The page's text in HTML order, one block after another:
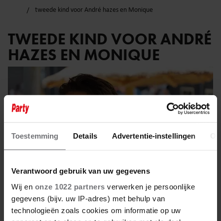
Toestemming Details Advertentie-instellingen
Verantwoord gebruik van uw gegevens
Wij en onze 1022 partners verwerken je persoonlijke
gegevens (bijv. uw IP-adres) met behulp van
technologieën zoals cookies om informatie op uw
tweede kind voor André hazes en Monique
TWEEDE KIND VOOR ANDRÉ
HAZES EN MONIQUE